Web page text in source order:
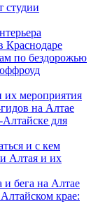
студии
Краснодаре
по бездорожью
мероприятия
на Алтае
для
и с кем
Алтая и их
и бега на Алтае
крае: